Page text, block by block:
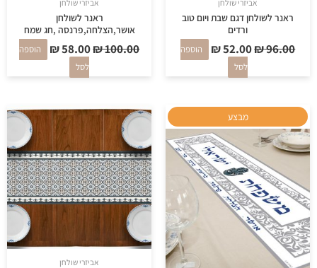
אביזרי שולחן
ראנר לשולחן דגם שבת ויום טוב
ורדים
₪96.00
₪52.00
הוספה
לסל
אביזרי שולחן
ראנר לשולחן
אושר,הצלחה,פרנסה ,חג שמח
₪100.00
₪58.00
הוספה
לסל
מבצע
המחיר
המקורי
היה:
₪ 120.00.
המחיר
הנוכחי
הוא:
₪ 90.00.
אביזרי שולחן